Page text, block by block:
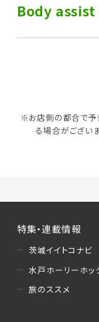
Body
※お店側の都合で予
る場合がござい
特集・連載情報
茨城イイトコナビ
水戸ホーリーホッ
旅のススメ